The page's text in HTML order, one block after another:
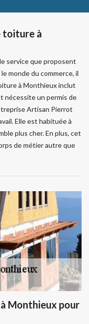
toiture à
service que proposent
monde du commerce, il
à Monthieux inclut
nécessite un permis de
Artisan Pierrot
Elle est habituée à
plus cher. En plus, cet
de métier autre que
Monthieux pour